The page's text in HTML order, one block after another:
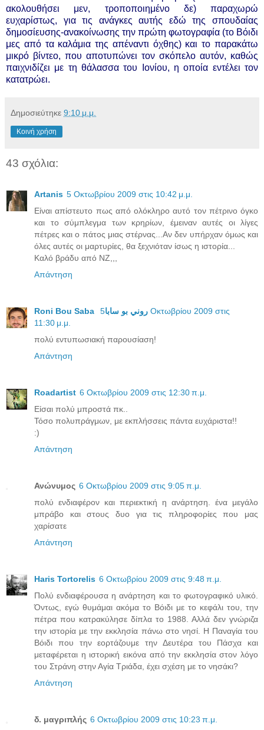
ακολουθήσει μεν, τροποποιημένο δε) παραχωρώ
ευχαρίστως, για τις ανάγκες αυτής εδώ της σπουδαίας
δημοσίευσης-ανακοίνωσης την πρώτη φωτογραφία (το Βόιδι
μες από τα καλάμια της απέναντι όχθης) και το παρακάτω
μικρό βίντεο, που αποτυπώνει τον σκόπελο αυτόν, καθώς
παιχνιδίζει με τη θάλασσα του Ιονίου, η οποία εντέλει τον
κατατρώει.
Δημοσιεύτηκε 9:10 μ.μ.
Κοινή χρήση
43 σχόλια:
Artanis 5 Οκτωβρίου 2009 στις 10:42 μ.μ.
Είναι απίστευτο πως από ολόκληρο αυτό τον πέτρινο όγκο
και το σύμπλεγμα των κρηρίων, έμειναν αυτές οι λίγες
πέτρες και ο πάτος μιας στέρνας...Αν δεν υπήρχαν όμως και
όλες αυτές οι μαρτυρίες, θα ξεχνιόταν ίσως η ιστορία...
Καλό βράδυ από ΝΖ,,,
Απάντηση
Roni Bou Saba روني بو سابا5 Οκτωβρίου 2009 στις
11:30 μ.μ.
πολύ εντυπωσιακή παρουσίαση!
Απάντηση
Roadartist 6 Οκτωβρίου 2009 στις 12:30 π.μ.
Είσαι πολύ μπροστά πκ..
Τόσο πολυπράγμων, με εκπλήσσεις πάντα ευχάριστα!!
:)
Απάντηση
Ανώνυμος 6 Οκτωβρίου 2009 στις 9:05 π.μ.
πολύ ενδιαφέρον και περιεκτική η ανάρτηση. ένα μεγάλο
μπράβο και στους δυο για τις πληροφορίες που μας
χαρίσατε
Απάντηση
Haris Tortorelis 6 Οκτωβρίου 2009 στις 9:48 π.μ.
Πολύ ενδιαφέρουσα η ανάρτηση και το φωτογραφικό υλικό.
Όντως, εγώ θυμάμαι ακόμα το Βόιδι με το κεφάλι του, την
πέτρα που κατρακύλησε δίπλα το 1988. Αλλά δεν γνώριζα
την ιστορία με την εκκλησία πάνω στο νησί. Η Παναγία του
Βόιδι που την εορτάζουμε την Δευτέρα του Πάσχα και
μεταφέρεται η ιστορική εικόνα από την εκκλησία στον λόγο
του Στράνη στην Αγία Τριάδα, έχει σχέση με το νησάκι?
Απάντηση
δ. μαγριπλής 6 Οκτωβρίου 2009 στις 10:23 π.μ.